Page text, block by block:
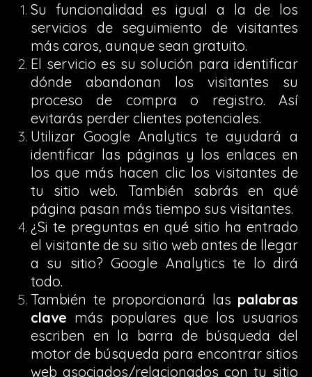
Su funcionalidad es igual a la de los
servicios de seguimiento de visitantes
más caros, aunque sean gratuito.
El servicio es su solución para identificar
dónde abandonan los visitantes su
proceso de compra o registro. Así
evitarás perder clientes potenciales.
Utilizar Google Analytics te ayudará a
identificar las páginas y los enlaces en
los que más hacen clic los visitantes de
tu sitio web. También sabrás en qué
página pasan más tiempo sus visitantes.
¿Si te preguntas en qué sitio ha entrado
el visitante de su sitio web antes de llegar
a su sitio? Google Analytics te lo dirá
todo.
También te proporcionará las palabras
clave más populares que los usuarios
escriben en la barra de búsqueda del
motor de búsqueda para encontrar sitios
web asociados/relacionados con tu sitio